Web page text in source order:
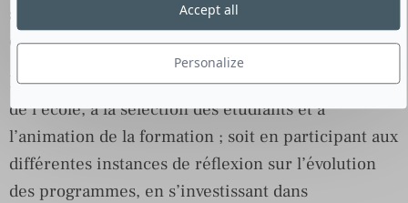
s’engager, avec l’école, dans un processus global de
co-construction de la formation.
L’entreprise s’associe résolument à la gouvernance
de l’école, à la sélection des étudiants et à
l’animation de la formation ; soit en participant aux
différentes instances de réflexion sur l’évolution
des programmes, en s’investissant dans
Personalize
Accept all